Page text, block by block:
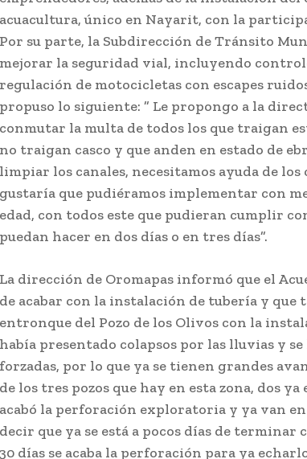
acuacultura, único en Nayarit, con la
Por su parte, la Subdirección de Tránsito
mejorar la seguridad vial, incluyendo
regulación de motocicletas con escapes
propuso lo siguiente: ” Le propongo a la
conmutar la multa de todos los que traigan
no traigan casco y que anden en estado de
limpiar los canales, necesitamos ayuda de los
gustaría que pudiéramos implementar con
edad, con todos este que pudieran cumplir
puedan hacer en dos días o en tres días”.
La dirección de Oromapas informó que el
de acabar con la instalación de tubería y que
entronque del Pozo de los Olivos con la
había presentado colapsos por las lluvias y
forzadas, por lo que ya se tienen grandes
de los tres pozos que hay en esta zona, dos
acabó la perforación exploratoria y ya van
decir que ya se está a pocos días de terminar
30 días se acaba la perforación para ya